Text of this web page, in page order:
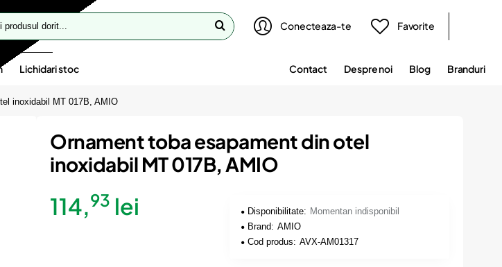
Conecteaza-te Favorite
Lichidari stoc Contact Despre noi Blog Branduri
inoxidabil MT 017B, AMIO
Ornament toba esapament din otel
inoxidabil MT 017B, AMIO
114,93 lei Disponibilitate: Momentan indisponibil
Brand: AMIO
Cod produs: AVX-AM01317